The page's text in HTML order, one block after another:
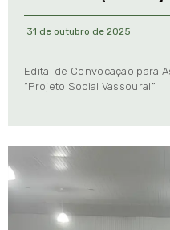
31 de outubro de 2025
Edital de Convocação para
“Projeto Social Vassoural”